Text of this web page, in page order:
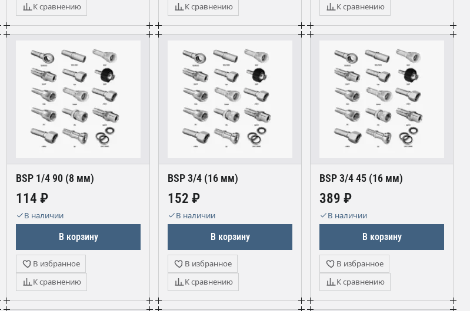
К сравнению
К сравнению
К сравнению
BSP 1/4 90 (8 мм)
114 ₽
В наличии
В корзину
В избранное
К сравнению
BSP 3/4 (16 мм)
152 ₽
В наличии
В корзину
В избранное
К сравнению
BSP 3/4 45 (16 мм)
389 ₽
В наличии
В корзину
В избранное
К сравнению